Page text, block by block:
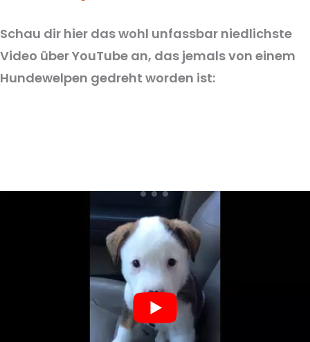
Schau dir hier das wohl unfassbar niedlichste
Video über YouTube an, das jemals von einem
Hundewelpen gedreht worden ist:
Meine 3 Must-Haves Für Jeden Hundefreund​